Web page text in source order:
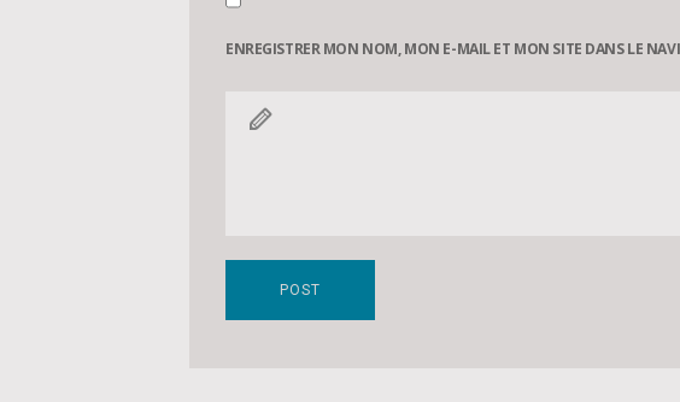
ENREGISTRER MON NOM, MON E-MAIL ET MON SITE DANS LE